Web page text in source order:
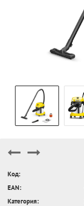
Код:
EAN:
Категория: